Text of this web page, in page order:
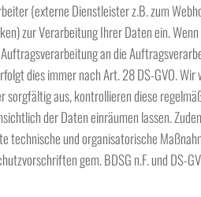
(externe Dienstleister z.B. zum
zur Verarbeitung Ihrer Daten ein.
an die
dies immer nach Art. 28 DS-GVO. Wir
sorgfältig aus, kontrollieren diese
der Daten einräumen lassen.
technische und organisatorische
gem. BDSG n.F. und DS-